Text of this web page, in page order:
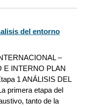
del entorno
–
E INTERNO PLAN
1 ANÁLISIS DEL
primera etapa del
tanto de la